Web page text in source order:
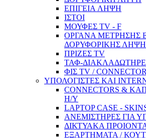
ΕΠΙΓΕΙA ΛΗΨΗ
ΙΣΤΟΙ
ΜΟΥΦΕΣ TV - F
ΟΡΓΑΝΑ ΜΕΤΡΗΣΗΣ
ΔΟΡΥΦΟΡΙΚΗΣ
ΠΡΙΖΕΣ TV
ΤΑΦ-
ΦΙΣ TV /
ΥΠΟΛΟΓΙΣΤΕΣ ΚΑΙ
CONNECTORS &
Η/Υ
LAPTOP CASE -
ΑΝΕΜΙΣΤΗΡΕΣ ΓΙΑ
ΔΙΚΤΥΑΚΑ
ΕΞΑΡΤΗΜΑΤΑ /